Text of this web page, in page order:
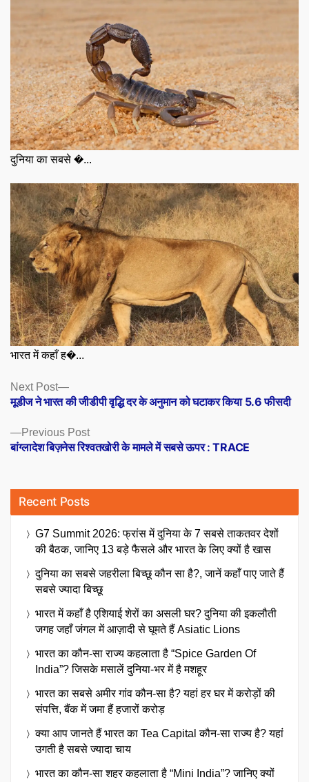
दुनिया का सबसे �...
भारत में कहाँ ह�...
Posts
navigation
Previous PostPrevious
post:
बांग्लादेश बिज़नेस रिश्वतखोरी के मामले में सबसे ऊपर : TRACE
Next Post
Next
post:
मूडीज ने भारत की जीडीपी वृद्धि दर के अनुमान को घटाकर किया 5.6 फीसदी
Recent Posts
G7 Summit 2026: फ्रांस में दुनिया के 7 सबसे ताकतवर देशों
की बैठक, जानिए 13 बड़े फैसले और भारत के लिए क्यों है खास
दुनिया का सबसे जहरीला बिच्छू कौन सा है?, जानें कहाँ पाए जाते हैं
सबसे ज्यादा बिच्छू
भारत में कहाँ है एशियाई शेरों का असली घर? दुनिया की इकलौती
जगह जहाँ जंगल में आज़ादी से घूमते हैं Asiatic Lions
भारत का कौन-सा राज्य कहलाता है “Spice Garden Of
India”? जिसके मसालें दुनिया-भर में है मशहूर
भारत का सबसे अमीर गांव कौन-सा है? यहां हर घर में करोड़ों की
संपत्ति, बैंक में जमा हैं हजारों करोड़
क्या आप जानते हैं भारत का Tea Capital कौन-सा राज्य है? यहां
उगती है सबसे ज्यादा चाय
भारत का कौन-सा शहर कहलाता है “Mini India”? जानिए क्यों